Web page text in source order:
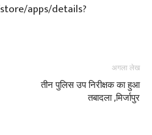
apps/details?
अगला लेख
तीन पुलिस उप निरीक्षक का हुआ
तबादला ,मिर्जापुर